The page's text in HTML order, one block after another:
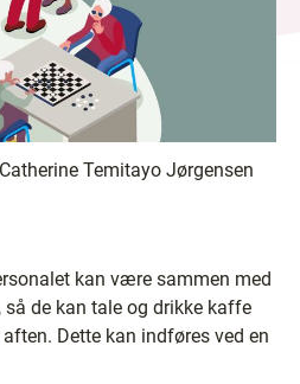
Temitayo Jørgensen
kan være sammen med
de kan tale og drikke kaffe
Dette kan indføres ved en